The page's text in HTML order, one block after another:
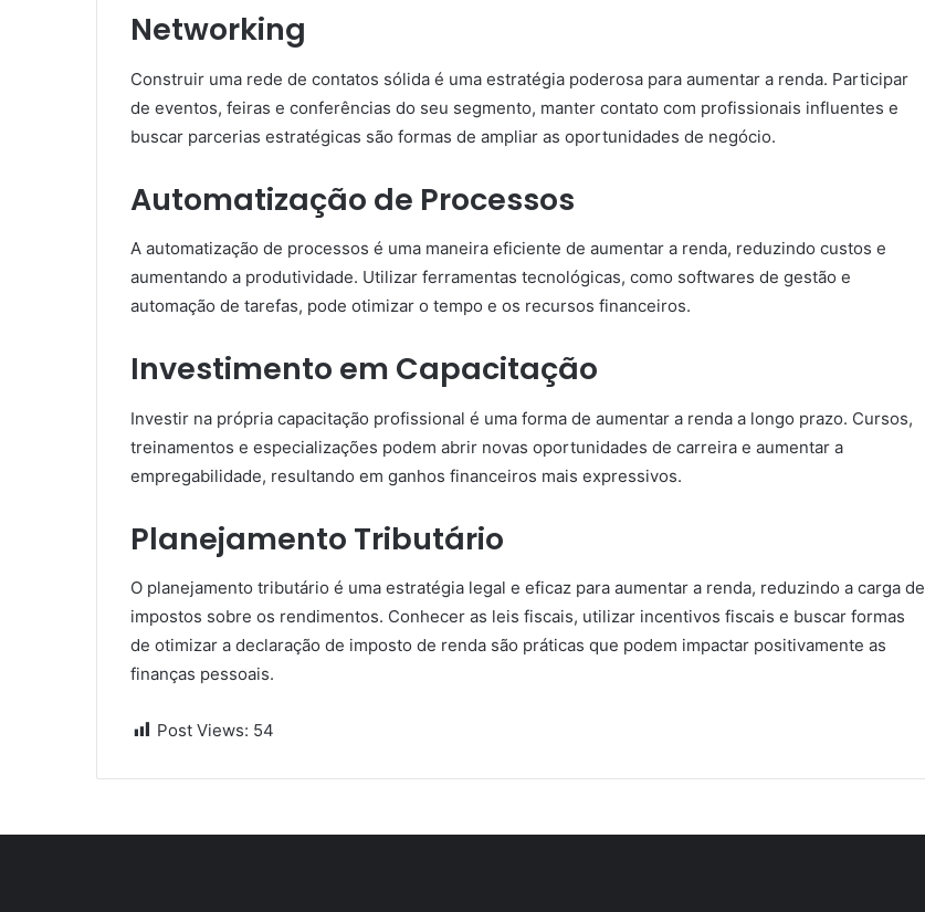
Networking
Construir uma rede de contatos sólida é uma estratégia poderosa para aumentar a renda. Participar
de eventos, feiras e conferências do seu segmento, manter contato com profissionais influentes e
buscar parcerias estratégicas são formas de ampliar as oportunidades de negócio.
Automatização de Processos
A automatização de processos é uma maneira eficiente de aumentar a renda, reduzindo custos e
aumentando a produtividade. Utilizar ferramentas tecnológicas, como softwares de gestão e
automação de tarefas, pode otimizar o tempo e os recursos financeiros.
Investimento em Capacitação
Investir na própria capacitação profissional é uma forma de aumentar a renda a longo prazo. Cursos,
treinamentos e especializações podem abrir novas oportunidades de carreira e aumentar a
empregabilidade, resultando em ganhos financeiros mais expressivos.
Planejamento Tributário
O planejamento tributário é uma estratégia legal e eficaz para aumentar a renda, reduzindo a carga de
impostos sobre os rendimentos. Conhecer as leis fiscais, utilizar incentivos fiscais e buscar formas
de otimizar a declaração de imposto de renda são práticas que podem impactar positivamente as
finanças pessoais.
Post Views: 54